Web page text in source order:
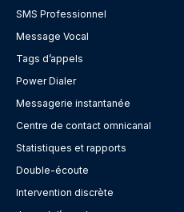
SMS Professionnel
Message Vocal
Tags d’appels
Power Dialer
Messagerie instantanée
Centre de contact omnicanal
Statistiques et rapports
Double-écoute
Intervention discrète